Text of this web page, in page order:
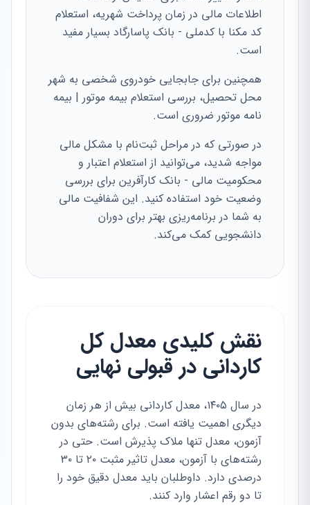
اطلاعات مالی در زمان پرداخت شهریه، استعلام
کد مکنا با کدملی - بانک پاسارگاد بسیار مفید
است.
همچنین برای جابجایی خودروی شخصی به شهر
محل تحصیل، بررسی استعلام بیمه موتور | بیمه
نامه موتور ضروری است.
در صورتی که در مراحل ثبت‌نام با مشکل مالی
مواجه شدید، می‌توانید از استعلام اعتبار و
محکومیت مالی - بانک کارآفرین برای بررسی
وضعیت خود استفاده کنید. این شفافیت مالی
به شما در برنامه‌ریزی بهتر برای دوران
دانشجویی کمک می‌کند.
نقش کلیدی معدل کل
کاردانی در قبولی نهایی
در سال ۱۴۰۵، معدل کاردانی بیش از هر زمان
دیگری اهمیت یافته است. برای رشته‌های بدون
آزمون، معدل تنها ملاک پذیرش است. حتی در
رشته‌های با آزمون، معدل تاثیر مثبت ۲۰ تا ۳۰
درصدی دارد. داوطلبان باید معدل دقیق خود را
تا دو رقم اعشار وارد کنند.